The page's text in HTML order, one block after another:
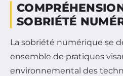
SOBRIÉTÉ
La sobriété numérique se
ensemble de pratiques
environnemental des